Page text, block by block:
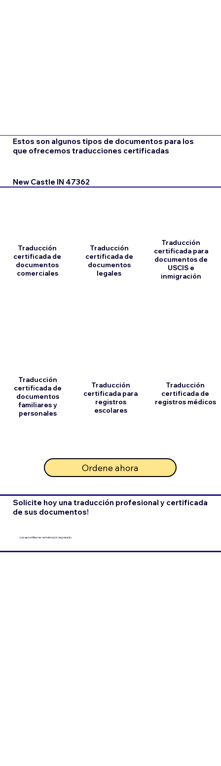
Estos son algunos tipos de documentos para los
que ofrecemos traducciones certificadas
New Castle IN 47362
Traducción
certificada de
documentos
comerciales
Traducción
certificada de
documentos
familiares y
personales
Traducción
certificada de
documentos
legales
Traducción
certificada para
registros
escolares
Ordene ahora
Traducción
certificada para
documentos de
USCIS e
inmigración
Traducción
certificada de
registros médicos
Solicite hoy una traducción profesional y certificada
de sus documentos!
Las apostillas se venden por separado